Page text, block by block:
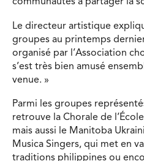
communautés à partager la
Le directeur artistique
groupes au printemps
organisé par l’Association
s’est très bien amusé
venue. »
Parmi les groupes
retrouve la Chorale de
mais aussi le Manitoba
Musica Singers, qui met en
traditions philippines ou